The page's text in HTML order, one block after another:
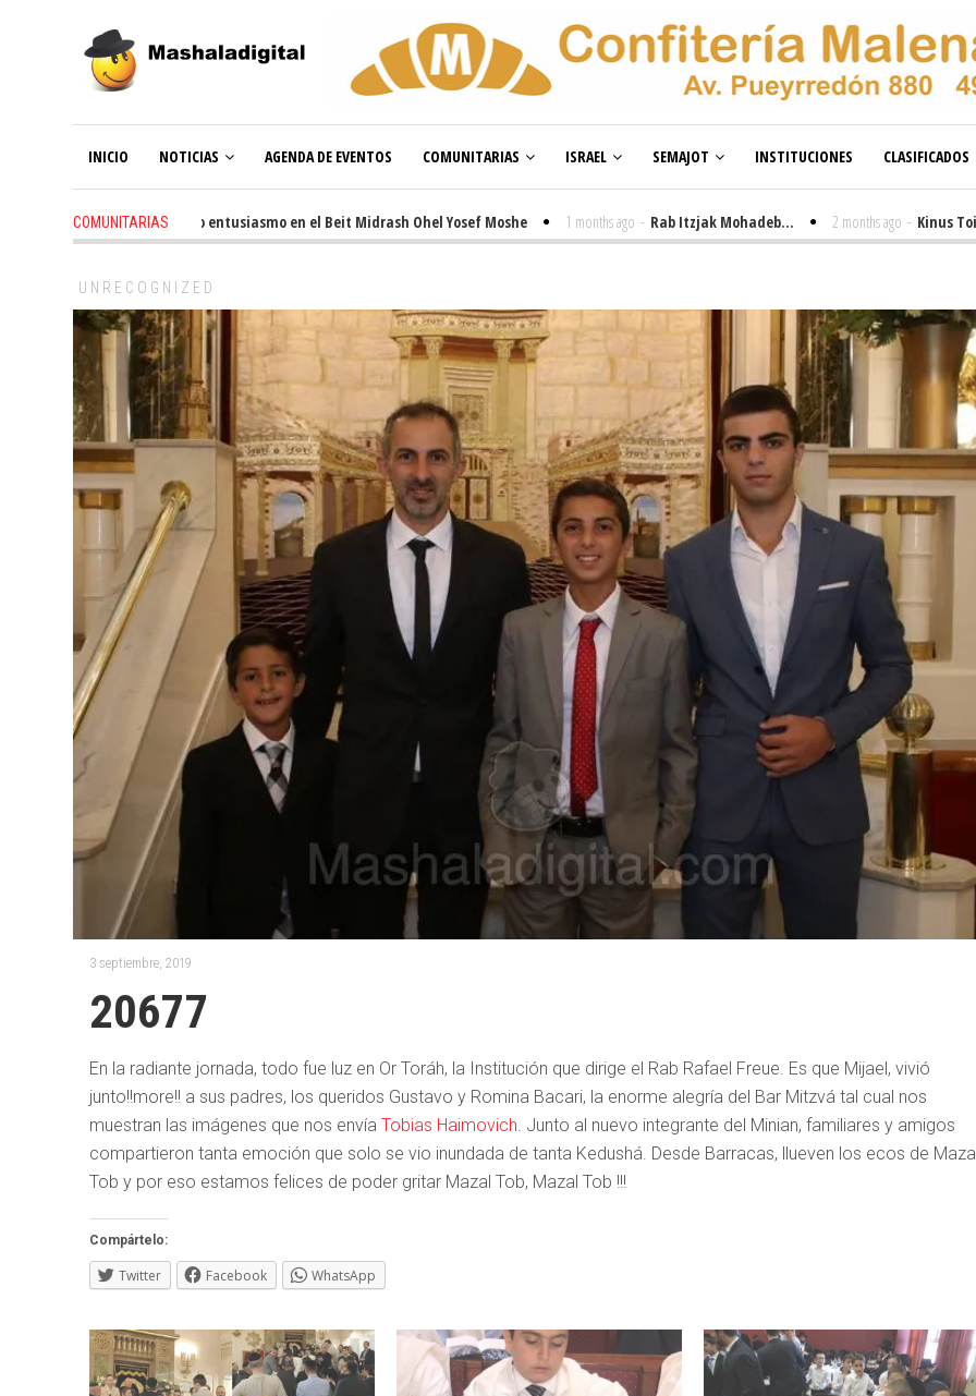
INICIO NOTICIAS AGENDA DE EVENTOS COMUNITARIAS ISRAEL SEMAJOT INSTITUCIONES CLASIFICADOS
COMUNITARIAS
3 weeks ago - Renovado entusiasmo en el Beit Midrash Ohel Yosef Moshe 1 months ago - Rab Itzjak Mohadeb... 2 months ago - Kinus Toire en
UNRECOGNIZED
3 septiembre, 2019
20677
En la radiante jornada, todo fue luz en Or Toráh, la Institución que dirige el Rab Rafael Freue. Es que Mijael, vivió
junto!!more!! a sus padres, los queridos Gustavo y Romina Bacari, la enorme alegría del Bar Mitzvá tal cual nos
muestran las imágenes que nos envía Tobias Haimovich. Junto al nuevo integrante del Minian, familiares y amigos
compartieron tanta emoción que solo se vio inundada de tanta Kedushá. Desde Barracas, llueven los ecos de
Tob y por eso estamos felices de poder gritar Mazal Tob, Mazal Tob !!!
Compártelo:
Twitter Facebook WhatsApp